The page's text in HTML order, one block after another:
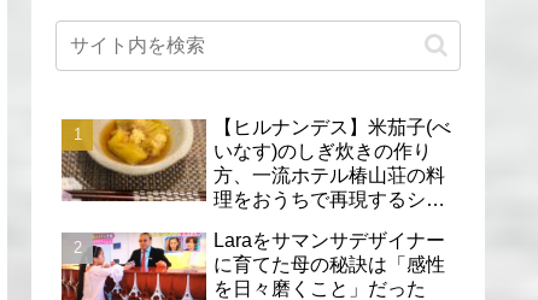
【ヒルナンデス】米茄子(べ
いなす)のしぎ炊きの作り
方、一流ホテル椿山荘の料
理をおうちで再現するシェ
Laraをサマンサデザイナー
に育てた母の秘訣は「感性
を日々磨くこと」だった